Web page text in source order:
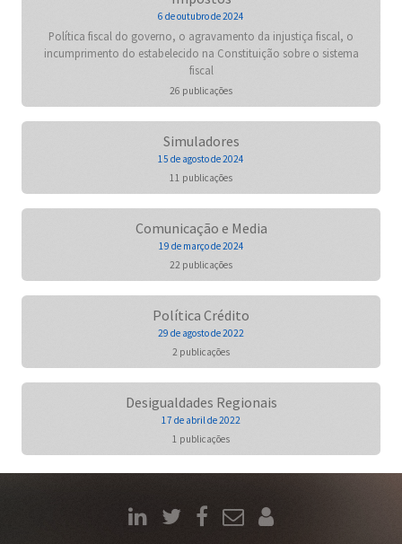
6 de outubro de 2024
Política fiscal do governo, o agravamento da injustiça fiscal, o
incumprimento do estabelecido na Constituição sobre o sistema
fiscal
26 publicações
Simuladores
15 de agosto de 2024
11 publicações
Comunicação e Media
19 de março de 2024
22 publicações
Política Crédito
29 de agosto de 2022
2 publicações
Desigualdades Regionais
17 de abril de 2022
1 publicações